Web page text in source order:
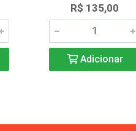
R$ 135,00
Adicionar